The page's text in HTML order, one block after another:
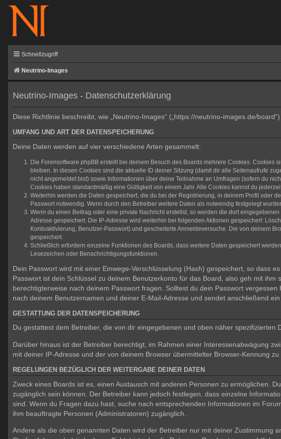
Schnellzugriff
Neutrino-Images
Neutrino-Images - Datenschutzerklärung
Diese Richtlinie beschreibt, wie „Neutrino-Images“ („https://neutrino-images.de/
UMFANG UND ART DER DATENSPEICHERUNG
Deine Daten werden auf vier verschiedene Arten gesammelt:
Die Forensoftware phpBB erstellt bei deinem Besuch des Boards mehrere Cookies.
bleiben. In diesen Cookies sind die aktuelle ID deiner Sitzung (damit dir alle Seitenaufrufe
nicht angemeldet bist) sowie Informationen über deine Teilnahme an Umfragen (sofern du
Cookies haben standardmäßig eine Gültigkeit von einem Jahr. Alle Cookies kannst du
Weiterhin werden die Daten gespeichert, die du bei der Registrierung, in deinem Profil oder
Passwort notwendig. Wenn durch den Betreiber weitere Daten als notwendig festgelegt
Wenn du einen Beitrag oder eine private Nachricht erstellst, so werden die dort
Adresse gespeichert. Die IP-Adresse wird weiterhin bei folgenden Aktionen gespeichert:
Kontoaktivierung, Benutzer-Passwort) und gescheiterte Anmeldeversuche. Die von deinem
gespeichert.
Schließlich erfordern einzelne Funktionen des Boards, dass weitere Daten gespeichert
Lesezeichen oder Benachrichtigungsfunktionen.
Dein Passwort wird mit einer Einwege-Verschlüsselung (Hash) gespeichert, so dass
Passwort ist dein Schlüssel zu deinem Benutzerkonto für das Board, also geh mit
berechtigterweise nach deinem Passwort fragen. Solltest du dein Passwort
nach deinem Benutzernamen und deiner E-Mail-Adresse und sendet anschließend
GESTATTUNG DER DATENSPEICHERUNG
Du gestattest dem Betreiber, die von dir eingegebenen und oben näher
Darüber hinaus ist der Betreiber berechtigt, im Rahmen einer Interessenabwägung
mit deiner IP-Adresse und der von deinem Browser übermittelter Browser-Kennung
REGELUNGEN BEZÜGLICH DER WEITERGABE DEINER DATEN
Zweck eines Boards ist es, einen Austausch mit anderen Personen zu ermöglichen.
zugänglich sein können. Der Betreiber kann jedoch festlegen, dass einzelne
sind. Wenn du Fragen dazu hast, suche nach entsprechenden Informationen im
ihm beauftragte Personen (Administratoren) zugänglich.
Andere als die oben genannten Daten wird der Betreiber nur mit deiner Zustimmung